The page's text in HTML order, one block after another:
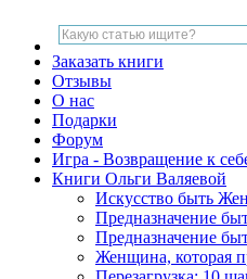
Заказать книги
Отзывы
О нас
Подарки
Форум
Игра - Возвращение к
Книги Ольги Валяевой
Искусство быть
Предназначение
Предназначение
Женщина, которая